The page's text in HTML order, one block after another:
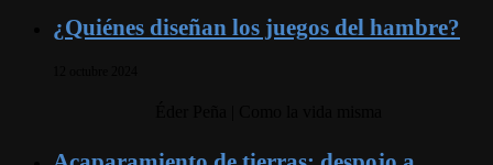
¿Quiénes diseñan los juegos del hambre?